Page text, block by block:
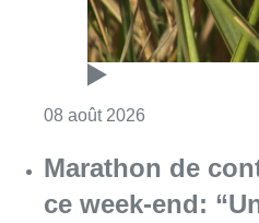
08 août 2026
Marathon de
ce week-end: